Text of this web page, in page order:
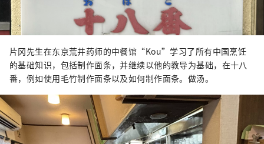
片冈先生在东京荒井药师的中餐馆“Kou”学习了所有中国烹饪
的基础知识，包括制作面条，并继续以他的教导为基础，在十八
番，例如使用毛竹制作面条以及如何制作面条。做汤。